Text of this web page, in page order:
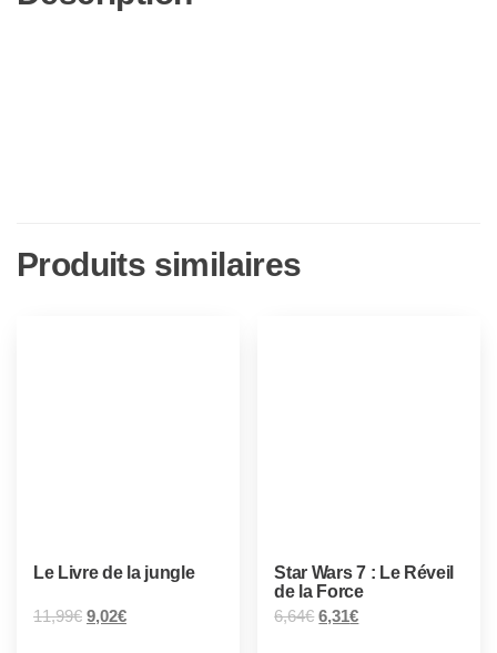
Produits similaires
Le Livre de la jungle
11,99€ 9,02€
Star Wars 7 : Le Réveil
de la Force
6,64€ 6,31€